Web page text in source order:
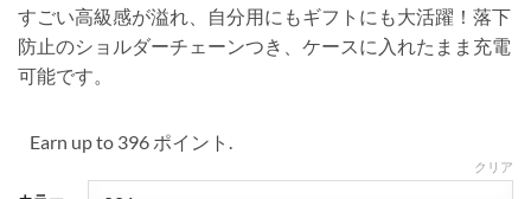
すごい高級感が溢れ、自分用にもギフトにも大活躍！落下
防止のショルダーチェーンつき、ケースに入れたまま充電
可能です。
Earn up to 396 ポイント.
クリア